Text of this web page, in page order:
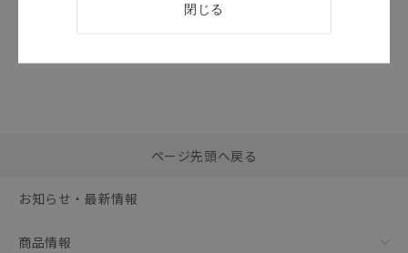
括ダウンロード
ページ先頭へ戻る
お知らせ・最新情報
商品情報
閉じる